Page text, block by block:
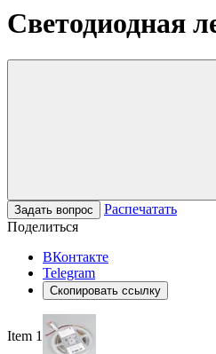
Светодиодная
Задать вопрос
Распечатать
Поделиться
ВКонтакте
Telegram
Скопировать ссылку
Item 1 of 3